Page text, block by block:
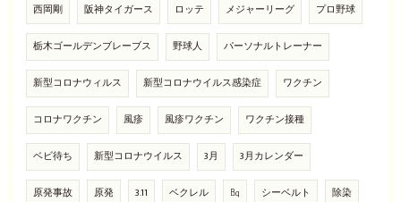
西岡剛 阪神タイガース ロッテ メジャーリーグ プロ野球
栃木ゴールデンブレーブス 野球人 パーソナルトレーナー
新型コロナウィルス 新型コロナウイルス感染症 ワクチン
コロナワクチン 風疹 風疹ワクチン ワクチン接種
ベビ待ち 新型コロナウイルス 3月 3月カレンダー
原発事故 原発 3.11 ベクレル ㏃ シーベルト 除染